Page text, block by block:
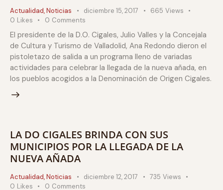
Actualidad,Noticias diciembre 15, 2017 665 Views
0 Likes 0 Comments
El presidente de la D.O. Cigales, Julio Valles y la Concejala
de Cultura y Turismo de Valladolid, Ana Redondo dieron el
pistoletazo de salida a un programa lleno de variadas
actividades para celebrar la llegada de la nueva añada, en
los pueblos acogidos a la Denominación de Origen Cigales.
LA DO CIGALES BRINDA CON SUS
MUNICIPIOS POR LA LLEGADA DE LA
NUEVA AÑADA
Actualidad,Noticias diciembre 12, 2017 735 Views
0 Likes 0 Comments